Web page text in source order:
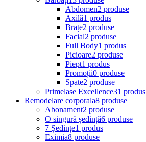
Abdomen2 produse
Axilă1 produs
Brațe2 produse
Facial2 produse
Full Body1 produs
Picioare2 produse
Piept1 produs
Promoții0 produse
Spate2 produse
Primelase Excellence31 produs
Remodelare corporala8 produse
Abonament2 produse
O singură ședință6 produse
7 Ședințe1 produs
Eximia8 produse